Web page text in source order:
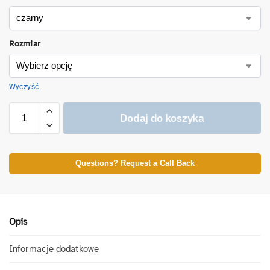
Rozmiar
Wyczyść
Dodaj do koszyka
Questions? Request a Call Back
Opis
Informacje dodatkowe